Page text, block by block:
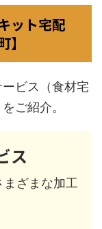
ット宅配
ビス（食材宅
ご紹介。
ス
ざまな加工